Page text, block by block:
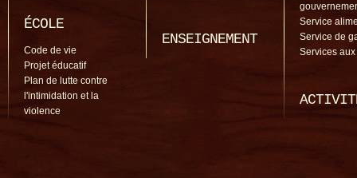
ÉCOLE
Code de vie
Projet éducatif
Plan de lutte contre
l'intimidation et la
violence
ENSEIGNEMENT
Service
Service de
Services